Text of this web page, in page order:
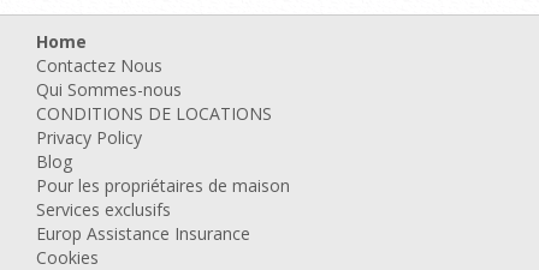
Home
Contactez Nous
Qui Sommes-nous
CONDITIONS DE LOCATIONS
Privacy Policy
Blog
Pour les propriétaires de maison
Services exclusifs
Europ Assistance Insurance
Cookies